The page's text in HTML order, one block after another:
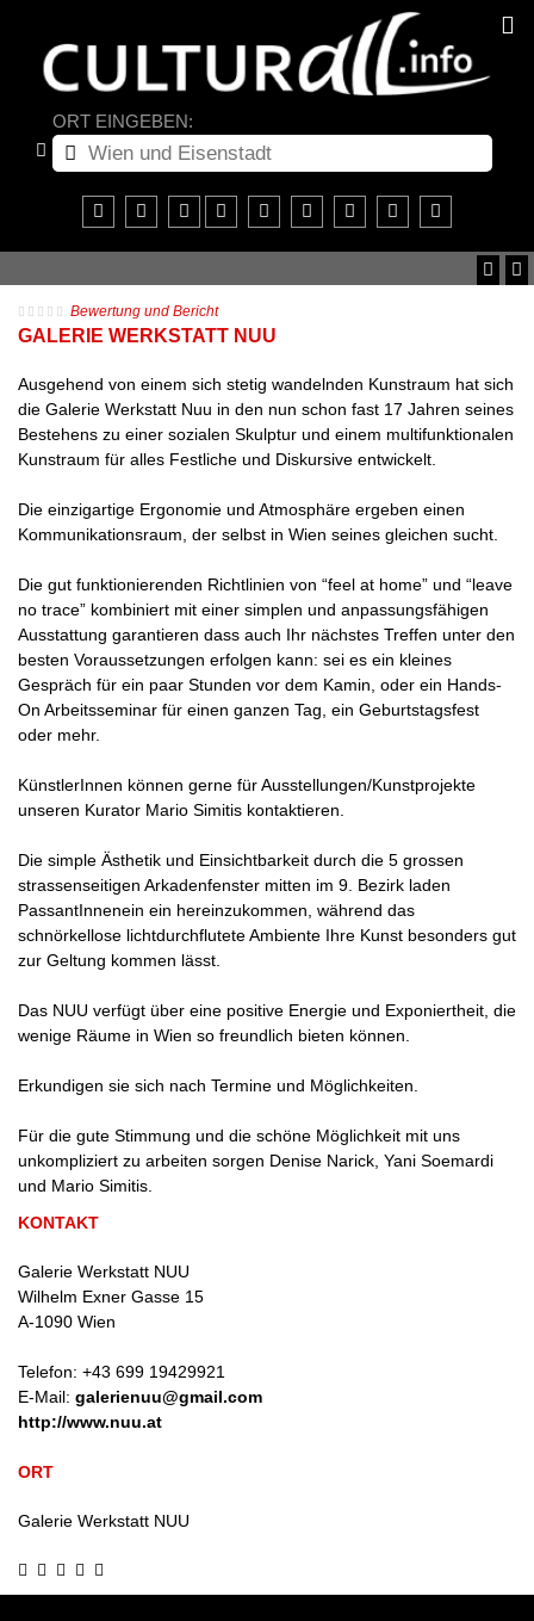
ORT EINGEBEN:
Bewertung und Bericht
GALERIE WERKSTATT NUU
Ausgehend von einem sich stetig wandelnden Kunstraum hat sich
die Galerie Werkstatt Nuu in den nun schon fast 17 Jahren seines
Bestehens zu einer sozialen Skulptur und einem multifunktionalen
Kunstraum für alles Festliche und Diskursive entwickelt.
Die einzigartige Ergonomie und Atmosphäre ergeben einen
Kommunikationsraum, der selbst in Wien seines gleichen sucht.
Die gut funktionierenden Richtlinien von “feel at home” und “leave
no trace” kombiniert mit einer simplen und anpassungsfähigen
Ausstattung garantieren dass auch Ihr nächstes Treffen unter den
besten Voraussetzungen erfolgen kann: sei es ein kleines
Gespräch für ein paar Stunden vor dem Kamin, oder ein Hands-
On Arbeitsseminar für einen ganzen Tag, ein Geburtstagsfest
oder mehr.
KünstlerInnen können gerne für Ausstellungen/Kunstprojekte
unseren Kurator Mario Simitis kontaktieren.
Die simple Ästhetik und Einsichtbarkeit durch die 5 grossen
strassenseitigen Arkadenfenster mitten im 9. Bezirk laden
PassantInnenein ein hereinzukommen, während das
schnörkellose lichtdurchflutete Ambiente Ihre Kunst besonders gut
zur Geltung kommen lässt.
Das NUU verfügt über eine positive Energie und Exponiertheit, die
wenige Räume in Wien so freundlich bieten können.
Erkundigen sie sich nach Termine und Möglichkeiten.
Für die gute Stimmung und die schöne Möglichkeit mit uns
unkompliziert zu arbeiten sorgen Denise Narick, Yani Soemardi
und Mario Simitis.
KONTAKT
Galerie Werkstatt NUU
Wilhelm Exner Gasse 15
A-1090 Wien
Telefon: +43 699 19429921
E-Mail: galerienuu@gmail.com
http://www.nuu.at
ORT
Galerie Werkstatt NUU